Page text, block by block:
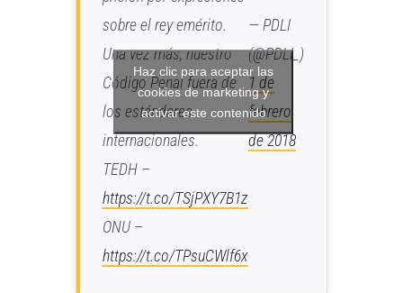
sobre el rey emérito.
Una vez más, nuestro
Código Penal fuera de
los estándares
internacionales.
TEDH –
https://t.co/TSjPXY7B1z
ONU –
https://t.co/TPsuCWlf6x
— PDLI
(@PDLI_)
1 de
febrero
de 2018
Haz clic para aceptar las
cookies de marketing y
activar este contenido